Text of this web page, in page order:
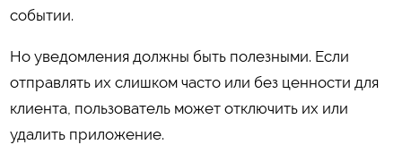
событии.
Но уведомления должны быть полезными. Если
отправлять их слишком часто или без ценности для
клиента, пользователь может отключить их или
удалить приложение.